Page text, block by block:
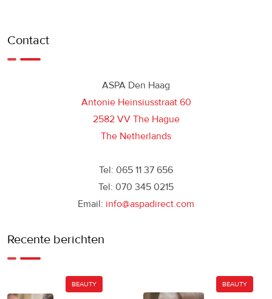
Contact
ASPA Den Haag
Antonie Heinsiusstraat 60
2582 VV The Hague
The Netherlands
Tel: 065 11 37 656
Tel: 070 345 0215
Email: info@aspadirect.com
Recente berichten
BEAUTY BEAUTY